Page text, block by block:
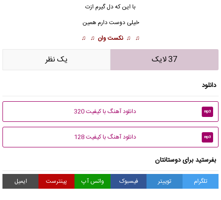
با این که دل گیرم ازت
خیلی دوست دارم همین
♫ ♫ نکست وان ♫ ♫
37 لایک يک نظر
دانلود
mp3 دانلود آهنگ با کیفیت 320
mp3 دانلود آهنگ با کیفیت 128
بفرستید برای دوستانتان
تلگرام توییتر فیسبوک واتس آپ پینترست ایمیل